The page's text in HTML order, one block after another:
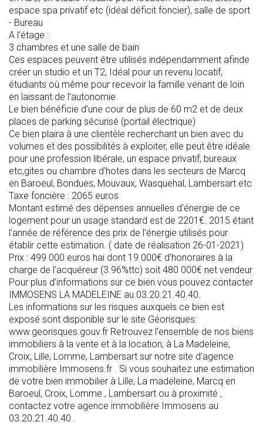
espace spa privatif etc (idéal déficit foncier), salle de sport
- Bureau
A l’étage :
3 chambres et une salle de bain
Ces espaces peuvent être utilisés indépendamment afinde
créer un studio et un T2, Idéal pour un revenu locatif,
étudiants où même pour recevoir la famille venant de loin
en laissant de l’autonomie.
Le bien bénéficie d’une cour de plus de 60 m2 et de deux
places de parking sécurisé (portail électrique)
Ce bien plaira à une clientèle recherchant un bien avec du
volumes et des possibilités à exploiter, elle peut être idéale
pour une profession libérale, un espace privatif, bureaux
etc,gites ou chambre d'hotes dans les secteurs de Marcq
en Baroeul, Bondues, Mouvaux, Wasquehal, Lambersart etc
Taxe foncière : 2065 euros
Montant estimé des dépenses annuelles d'énergie de ce
logement pour un usage standard est de 2201€. 2015 étant
l'année de référence des prix de l'énergie utilisés pour
établir cette estimation. ( date de réalisation 26-01-2021)
Prix : 499 000 euros hai dont 19 000€ d'honoraires à la
charge de l’acquéreur (3.96%ttc) soit 480 000€ net vendeur
Pour plus d’informations sur ce bien vous pouvez contacter
IMMOSENS LA MADELEINE au 03.20.21.40.40.
Les informations sur les risques auxquels ce bien est
exposé sont disponible sur le site Géorisques:
www.georisques.gouv.fr Retrouvez l'ensemble de nos biens
immobiliers à la vente et à la location, à La Madeleine,
Croix, Lille, Lomme, Lambersart sur notre site d'agence
immobilière Immosens.fr . Si vous souhaitez une estimation
de votre bien immobilier à Lille, La madeleine, Marcq en
Baroeul, Croix, Lomme , Lambersart ou à proximité ,
contactez votre agence immobilière Immosens au
03.20.21.40.40 .